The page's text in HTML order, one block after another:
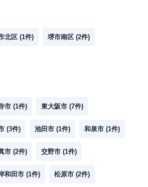
北区 (1件) 堺市南区 (2件)
市 (1件) 東大阪市 (7件)
(3件) 池田市 (1件) 和泉市 (1件)
市 (2件) 交野市 (1件)
和田市 (1件) 松原市 (2件)